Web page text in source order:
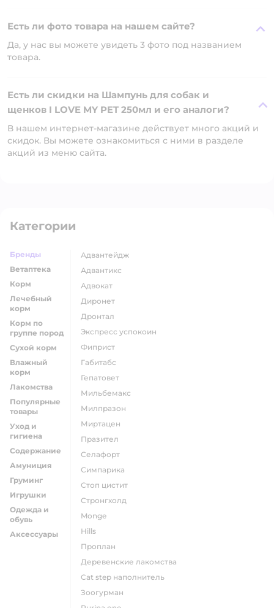
Есть ли фото товара на нашем сайте?
Да, у нас вы можете увидеть 3 фото под названием
товара.
Есть ли скидки на Шампунь для собак и
щенков I LOVE MY PET 250мл и его аналоги?
В нашем интернет-магазине действует много акций и
скидок. Вы можете ознакомиться с ними в разделе
акций из меню сайта.
Категории
Бренды
Ветаптека
Корм
Лечебный
корм
Корм по
группе пород
Сухой корм
Влажный
корм
Лакомства
Популярные
товары
Уход и
гигиена
Содержание
Амуниция
Груминг
Игрушки
Одежда и
обувь
Аксессуары
адвантейдж
адвантикс
адвокат
диронет
дронтал
экспресс успокоин
фиприст
габитабс
гепатовет
мильбемакс
милпразон
миртацен
празител
селафорт
симпарика
стоп цистит
стронгхолд
monge
hills
проплан
деревенские лакомства
cat step наполнитель
зоогурман